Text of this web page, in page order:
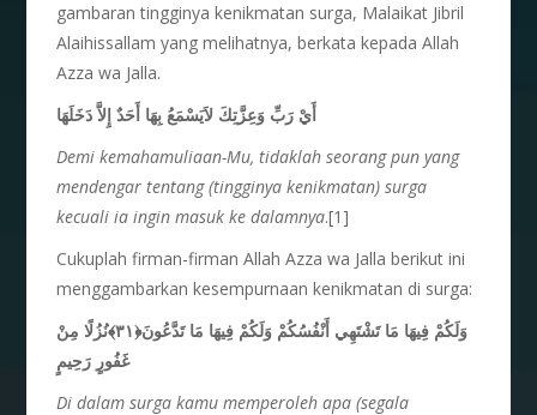
gambaran tingginya kenikmatan surga, Malaikat Jibril
Alaihissallam yang melihatnya, berkata kepada Allah
Azza wa Jalla.
أَيْ رَبِّ وَعِزَّتِكَ لاَيَسْمَعُ بِهَا أَحَدٌ إِلاَّ دَخَلَهَا
Demi kemahamuliaan-Mu, tidaklah seorang pun yang
mendengar tentang (tingginya kenikmatan) surga
kecuali ia ingin masuk ke dalamnya.[1]
Cukuplah firman-firman Allah Azza wa Jalla berikut ini
menggambarkan kesempurnaan kenikmatan di surga:
وَلَكُمْ فِيهَا مَا تَشْتَهِي أَنْفُسُكُمْ وَلَكُمْ فِيهَا مَا تَدَّعُونَ﴿٣١﴾نُزُلًا مِنْ
غَفُورٍ رَحِيمٍ
Di dalam surga kamu memperoleh apa (segala